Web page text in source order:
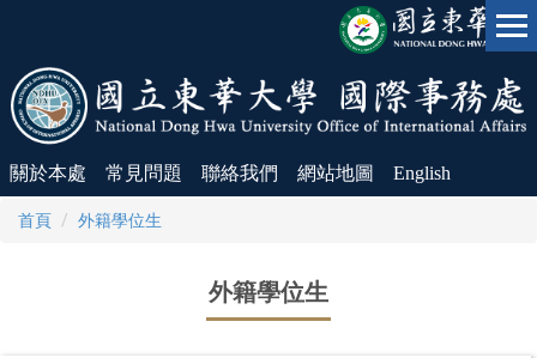
要
內
容
區
關於本處 常見問題 聯絡我們 網站地圖 English
首頁 外籍學位生
外籍學位生